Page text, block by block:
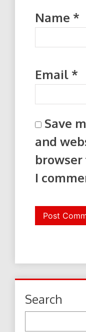
Name *
Email *
Save
and
I
Search